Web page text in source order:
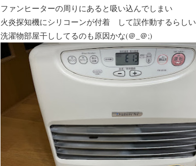
ファンヒーターの周りにあると吸い込んでしまい
火炎探知機にシリコーンが付着 して誤作動するらしい
洗濯物部屋干ししてるのも原因かな(＠_＠;)